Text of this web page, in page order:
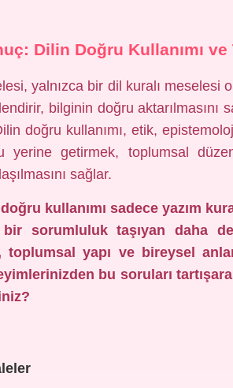
Dilin Doğru Kullanımı
yalnızca bir dil kuralı meselesi
bilginin doğru aktarılmasını
doğru kullanımı, etik,
yerine getirmek, toplumsal
sağlar.
kullanımı sadece yazım
sorumluluk taşıyan daha
toplumsal yapı ve bireysel
bu soruları